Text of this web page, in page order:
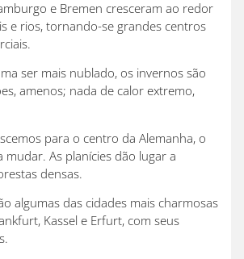
e Bremen cresceram ao redor
e rios, tornando-se grandes centros
ser mais nublado, os invernos são
amenos; nada de calor extremo,
para o centro da Alemanha, o
mudar. As planícies dão lugar a
densas.
algumas das cidades mais charmosas
Kassel e Erfurt, com seus